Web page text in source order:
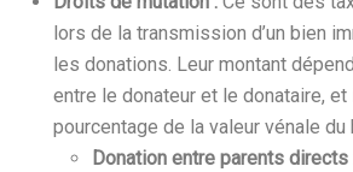
lors de la transmission d’un bien
les donations. Leur montant
entre le donateur et le donataire,
pourcentage de la valeur vénale du
Donation entre parents directs